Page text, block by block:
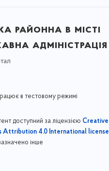
районна в місті
адміністрація
в тестовому режимі
доступний за ліцензією Creative
Attribution 4.0 International license
інше